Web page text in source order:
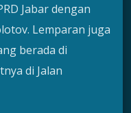
Jabar dengan
Lemparan juga
berada di
di Jalan